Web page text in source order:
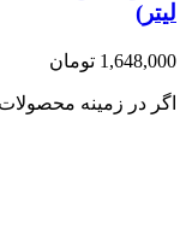
لیتر)
1,648,000 تومان
اگر در زمینه محصولات